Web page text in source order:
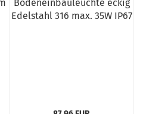
Bodeneinbauleuchte eckig
Edelstahl 316 max. 35W IP67